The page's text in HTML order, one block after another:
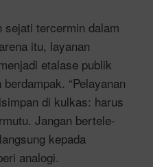
sejati tercermin dalam
itu, layanan
etalase publik
“Pelayanan
di kulkas: harus
Jangan bertele-
kepada
analogi.